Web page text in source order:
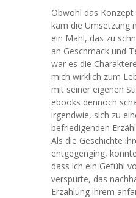
Obwohl das
kam die Umsetzung
ein Mahl, das zu
an Geschmack und
war es die
mich wirklich zum
mit seiner eigenen
ebooks dennoch
irgendwie, sich zu
befriedigenden
Als die Geschichte
entgegenging,
dass ich ein Gefühl
verspürte, das
Erzählung ihrem